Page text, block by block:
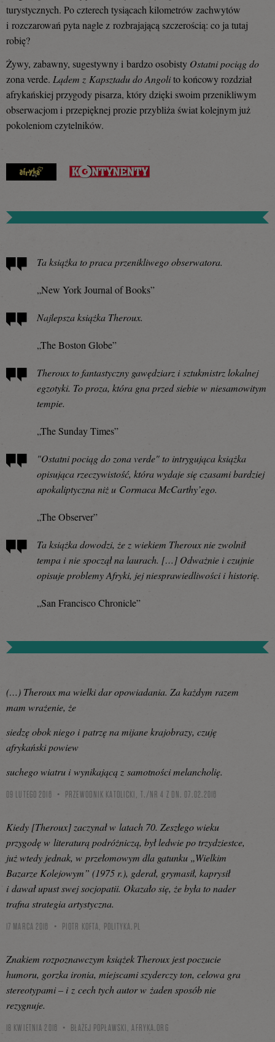
turystycznych. Po czterech tysiącach kilometrów zachwytów
i rozczarowań pyta nagle z rozbrajającą szczerością: co ja tutaj
robię?
Żywy, zabawny, sugestywny i bardzo osobisty Ostatni pociąg do
zona verde. Lądem z Kapsztadu do Angolito końcowy rozdział
afrykańskiej przygody pisarza, który dzięki swoim przenikliwym
obserwacjom i przepięknej prozie przybliża świat kolejnym już
pokoleniom czytelników.
Ta książka to praca przenikliwego obserwatora.
„New York Journal of Books”
Najlepsza książka Theroux.
„The Boston Globe”
Theroux to fantastyczny gawędziarz i sztukmistrz lokalnej
egzotyki. To proza, która gna przed siebie w niesamowitym
tempie.
„The Sunday Times”
"Ostatni pociąg do zona verde" to intrygująca książka
opisująca rzeczywistość, która wydaje się czasami bardziej
apokaliptyczna niż u Cormaca McCarthy’ego.
„The Observer”
Ta książka dowodzi, że z wiekiem Theroux nie zwolnił
tempa i nie spoczął na laurach. […] Odważnie i czujnie
opisuje problemy Afryki, jej niesprawiedliwości i historię.
„San Francisco Chronicle”
(…) Theroux ma wielki dar opowiadania. Za każdym razem
mam wrażenie, że
siedzę obok niego i patrzę na mijane krajobrazy, czuję
afrykański powiew
suchego wiatru i wynikającą z samotności melancholię.
09 LUTEGO 2016 PRZEWODNIK KATOLICKI, T./NR 4 Z DN. 07.02.2016
Kiedy [Theroux] zaczynał w latach 70. Zeszłego wieku
przygodę w literaturą podróżniczą, był ledwie po trzydziestce,
już wtedy jednak, w przełomowym dla gatunku „Wielkim
Bazarze Kolejowym” (1975 r.), gderał, grymasił, kaprysił
i dawał upust swej socjopatii. Okazało się, że była to nader
trafna strategia artystyczna.
17 MARCA 2016 PIOTR KOFTA, POLITYKA.PL
Znakiem rozpoznawczym książek Theroux jest poczucie
humoru, gorzka ironia, miejscami szyderczy ton, celowa gra
stereotypami – i z cech tych autor w żaden sposób nie
rezygnuje.
18 KWIETNIA 2016 BŁAŻEJ POPŁAWSKI,AFRYKA.ORG